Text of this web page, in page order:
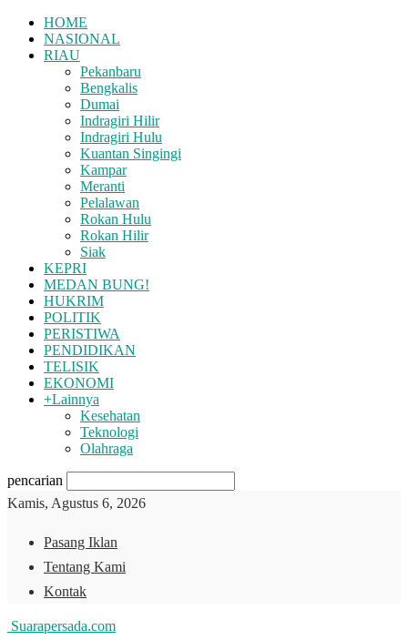
HOME
NASIONAL
RIAU
Pekanbaru
Bengkalis
Dumai
Indragiri Hilir
Indragiri Hulu
Kuantan Singingi
Kampar
Meranti
Pelalawan
Rokan Hulu
Rokan Hilir
Siak
KEPRI
MEDAN BUNG!
HUKRIM
POLITIK
PERISTIWA
PENDIDIKAN
TELISIK
EKONOMI
+Lainnya
Kesehatan
Teknologi
Olahraga
pencarian
Kamis, Agustus 6, 2026
Pasang Iklan
Tentang Kami
Kontak
Suarapersada.com